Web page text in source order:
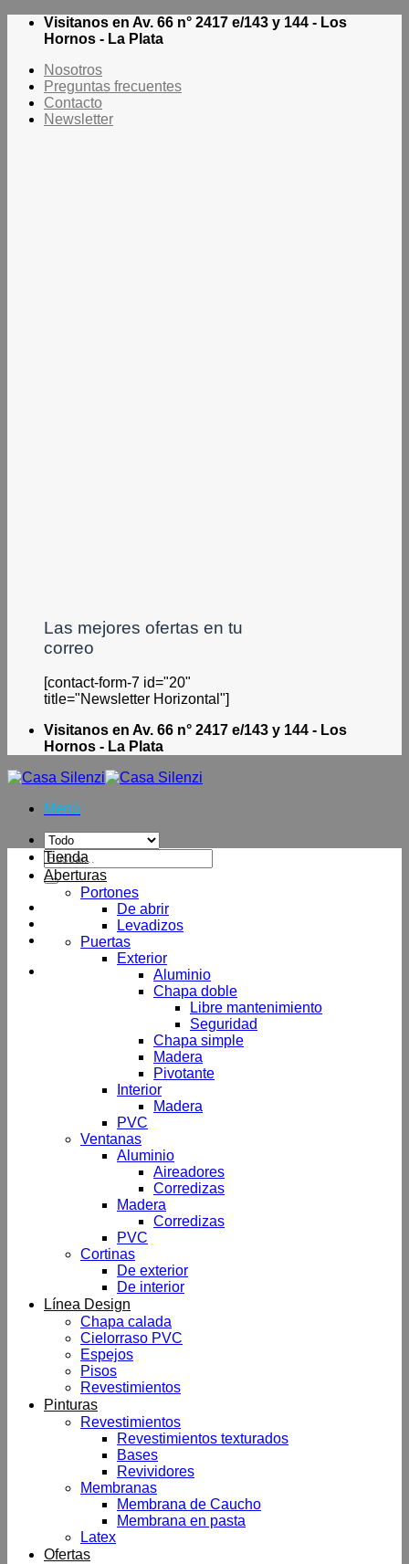
SaltarVisitanos en Av. 66 n° 2417 e/143 y 144 - Los
Hornos - La Plata
Nosotros
Preguntas frecuentes
Contacto
Newsletter
Las mejores ofertas en tu
correo
[contact-form-7 id="20"
title="Newsletter Horizontal"]
Visitanos en Av. 66 n° 2417 e/143 y 144 - Los
Hornos - La Plata
Menú
Buscar
por:
Tienda
Aberturas
Portones
De abrir
Levadizos
Puertas
Exterior
Aluminio
Chapa doble
Libre mantenimiento
Seguridad
Chapa simple
Madera
Pivotante
Interior
Madera
PVC
Ventanas
Aluminio
Aireadores
Corredizas
Madera
Corredizas
PVC
Cortinas
De exterior
De interior
Línea Design
Chapa calada
Cielorraso PVC
Espejos
Pisos
Revestimientos
Pinturas
Revestimientos
Revestimientos texturados
Bases
Revividores
Membranas
Membrana de Caucho
Membrana en pasta
Latex
Ofertas